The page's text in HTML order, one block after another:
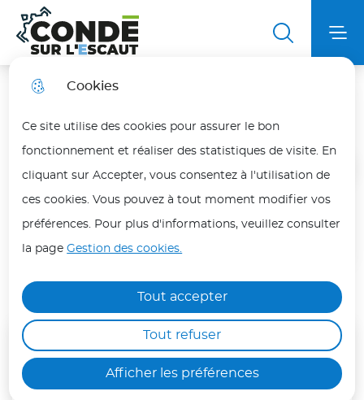
Cookies
Ce site utilise des cookies pour assurer le bon
fonctionnement et réaliser des statistiques de visite. En
cliquant sur Accepter, vous consentez à l'utilisation de
ces cookies. Vous pouvez à tout moment modifier vos
préférences. Pour plus d'informations, veuillez consulter
la pageGestion des cookies.
Afficher les préférences
Tout accepter
Tout refuser
Aller
au
menu
Aller à la
recherche
plan du
En période de fortes chaleurs, adoptez les bons
réflexes pour vous protéger et protéger vos
proches.
Les personnes les plus vulnérables (enfants,
personnes âgées, malades ou isolées) doivent
Hydratez-vous régulièrement, évitez les efforts
physiques aux heures les plus chaudes (12h/18h)
et maintenez votre logement au frais.
seul dans une voiture.
Ville de Condé sur l'Escaut
Accueil
Retrouvez l'ensemble des
reportages photos de la ville de
Condé-sur-l'Escaut
Moteur de recherche